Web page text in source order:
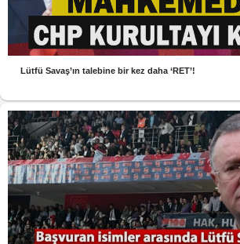
Lütfü Savaş’ın talebine bir kez daha ‘RET’!